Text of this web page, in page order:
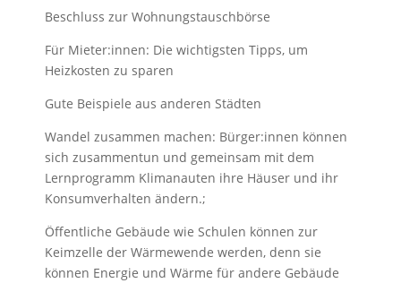
Beschluss zur Wohnungstauschbörse
Für Mieter:innen: Die wichtigsten Tipps, um
Heizkosten zu sparen
Gute Beispiele aus anderen Städten
Wandel zusammen machen: Bürger:innen können
sich zusammentun und gemeinsam mit dem
Lernprogramm Klimanauten ihre Häuser und ihr
Konsumverhalten ändern.;
Öffentliche Gebäude wie Schulen können zur
Keimzelle der Wärmewende werden, denn sie
können Energie und Wärme für andere Gebäude